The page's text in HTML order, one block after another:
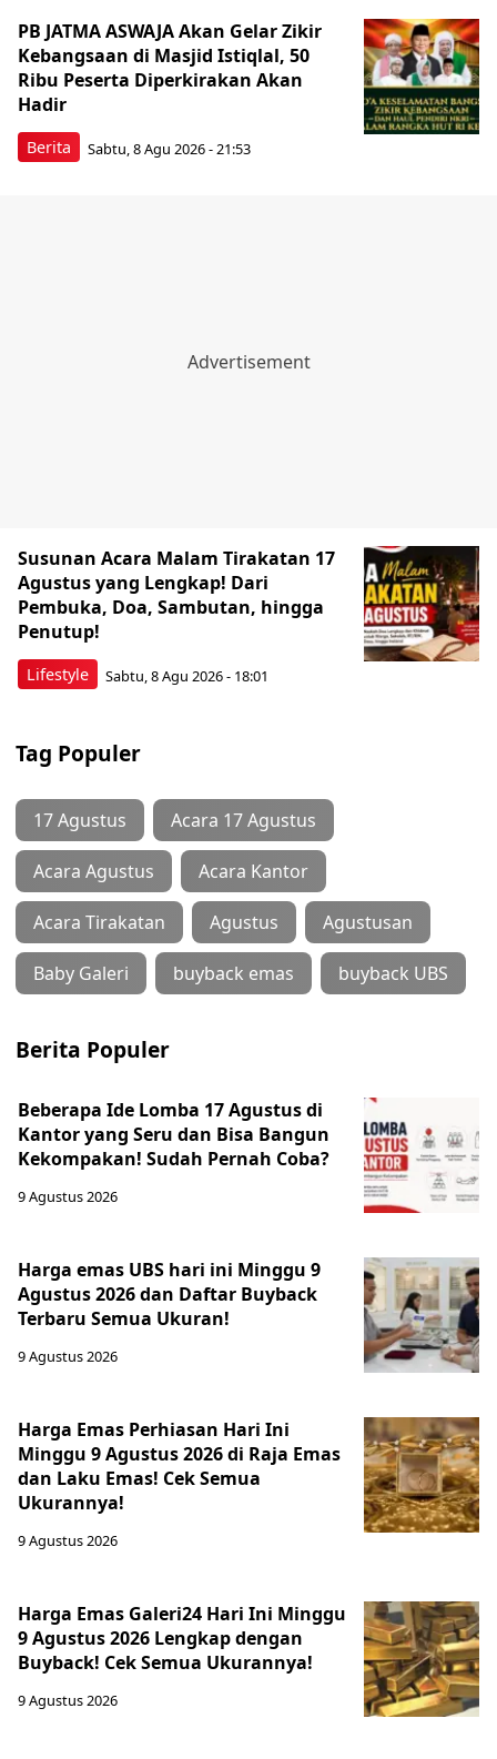
Berita
PB JATMA ASWAJA Akan Gelar Zikir
Kebangsaan di Masjid Istiqlal, 50
Ribu Peserta Diperkirakan Akan
Hadir
Sabtu, 8 Agu 2026 - 21:53
Lifestyle
Susunan Acara Malam Tirakatan 17
Agustus yang Lengkap! Dari
Pembuka, Doa, Sambutan, hingga
Penutup!
Sabtu, 8 Agu 2026 - 18:01
Tag Populer
17 Agustus Acara 17 Agustus
Acara Agustus Acara Kantor
Acara Tirakatan Agustus Agustusan
Baby Galeri buyback emas buyback UBS
Berita Populer
Beberapa Ide Lomba 17 Agustus di
Kantor yang Seru dan Bisa Bangun
Kekompakan! Sudah Pernah Coba?
9 Agustus 2026
Harga emas UBS hari ini Minggu 9
Agustus 2026 dan Daftar Buyback
Terbaru Semua Ukuran!
9 Agustus 2026
Harga Emas Perhiasan Hari Ini
Minggu 9 Agustus 2026 di Raja Emas
dan Laku Emas! Cek Semua
Ukurannya!
9 Agustus 2026
Harga Emas Galeri24 Hari Ini Minggu
9 Agustus 2026 Lengkap dengan
Buyback! Cek Semua Ukurannya!
9 Agustus 2026